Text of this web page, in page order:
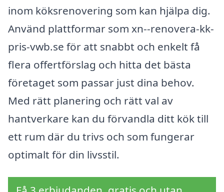
inom köksrenovering som kan hjälpa dig.
Använd plattformar som xn--renovera-kk-
pris-vwb.se för att snabbt och enkelt få
flera offertförslag och hitta det bästa
företaget som passar just dina behov.
Med rätt planering och rätt val av
hantverkare kan du förvandla ditt kök till
ett rum där du trivs och som fungerar
optimalt för din livsstil.